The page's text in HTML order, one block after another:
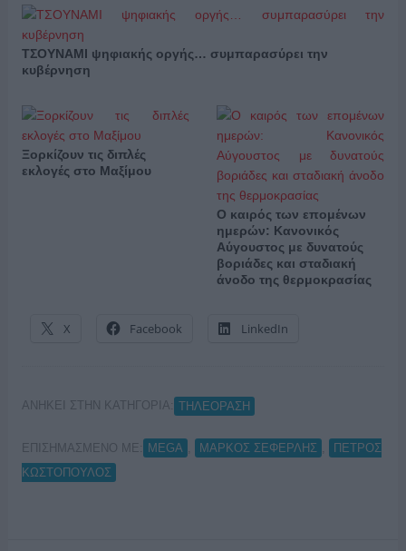
ΤΣΟΥΝΑΜΙ ψηφιακής οργής… συμπαρασύρει την
κυβέρνηση
Ξορκίζουν τις διπλές
εκλογές στο Μαξίμου
Ο καιρός των επομένων
ημερών: Κανονικός
Αύγουστος με δυνατούς
βοριάδες και σταδιακή
άνοδο της θερμοκρασίας
X Facebook LinkedIn
ΑΝΗΚΕΙ ΣΤΗΝ ΚΑΤΗΓΟΡΙΑ: ΤΗΛΕΟΡΑΣΗ
ΕΠΙΣΗΜΑΣΜΕΝΟ ΜΕ: MEGA ΜΑΡΚΟΣ ΣΕΦΕΡΛΗΣ
ΠΕΤΡΟΣ
ΚΩΣΤΟΠΟΥΛΟΣ